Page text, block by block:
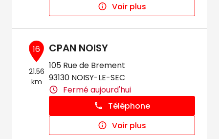
Voir plus
16
21.56
km
CPAN NOISY
105 Rue de Brement
93130 NOISY-LE-SEC
Fermé aujourd'hui
Téléphone
Voir plus